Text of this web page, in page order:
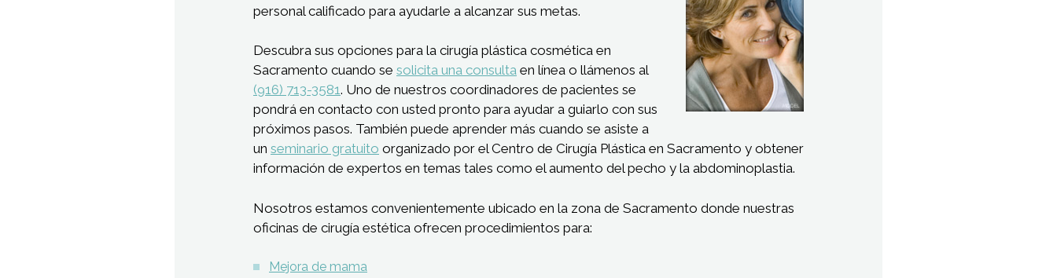
personal calificado para ayudarle a alcanzar sus metas.
Descubra sus opciones para la cirugía plástica cosmética en
Sacramento cuando se solicita una consulta en línea o llámenos al
(916) 713-3581. Uno de nuestros coordinadores de pacientes se
pondrá en contacto con usted pronto para ayudar a guiarlo con sus
próximos pasos. También puede aprender más cuando se asiste a
un seminario gratuito organizado por el Centro de Cirugía Plástica en Sacramento y obtener
información de expertos en temas tales como el aumento del pecho y la abdominoplastia.
Nosotros estamos convenientemente ubicado en la zona de Sacramento donde nuestras
oficinas de cirugía estética ofrecen procedimientos para:
Mejora de mama